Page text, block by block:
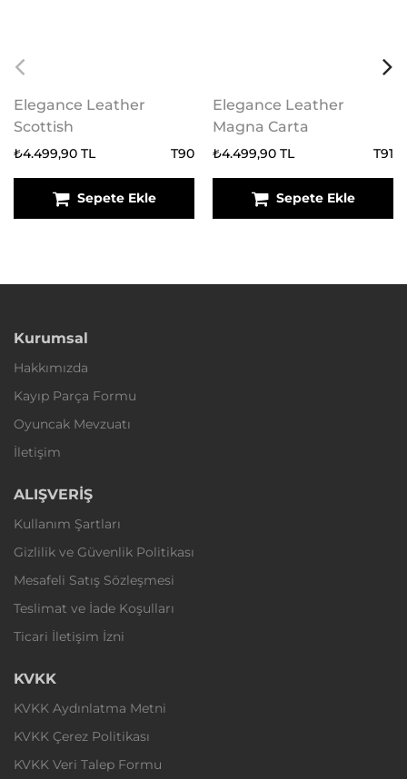
Elegance Leather
Scottish
₺4.499,90 TL T90
Sepete Ekle
Elegance Leather
Magna Carta
₺4.499,90 TL T91
Sepete Ekle
Kurumsal
Hakkımızda
Kayıp Parça Formu
Oyuncak Mevzuatı
İletişim
ALIŞVERİŞ
Kullanım Şartları
Gizlilik ve Güvenlik Politikası
Mesafeli Satış Sözleşmesi
Teslimat ve İade Koşulları
Ticari İletişim İzni
KVKK
KVKK Aydınlatma Metni
KVKK Çerez Politikası
KVKK Veri Talep Formu